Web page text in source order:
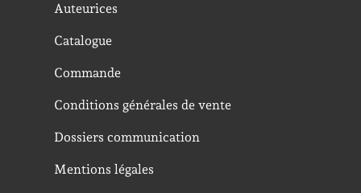
Auteurices
Catalogue
Commande
Conditions générales de vente
Dossiers communication
Mentions légales